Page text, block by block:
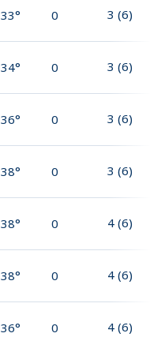
33° 0 3 (6)
34° 0 3 (6)
36° 0 3 (6)
38° 0 3 (6)
38° 0 4 (6)
38° 0 4 (6)
36° 0 4 (6)